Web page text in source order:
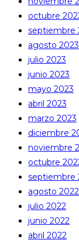
octubre
septiembre
agosto 2023
julio 2023
junio 2023
mayo 2023
abril 2023
marzo 2023
diciembre
noviembre
octubre
septiembre
agosto 2022
julio 2022
junio 2022
abril 2022